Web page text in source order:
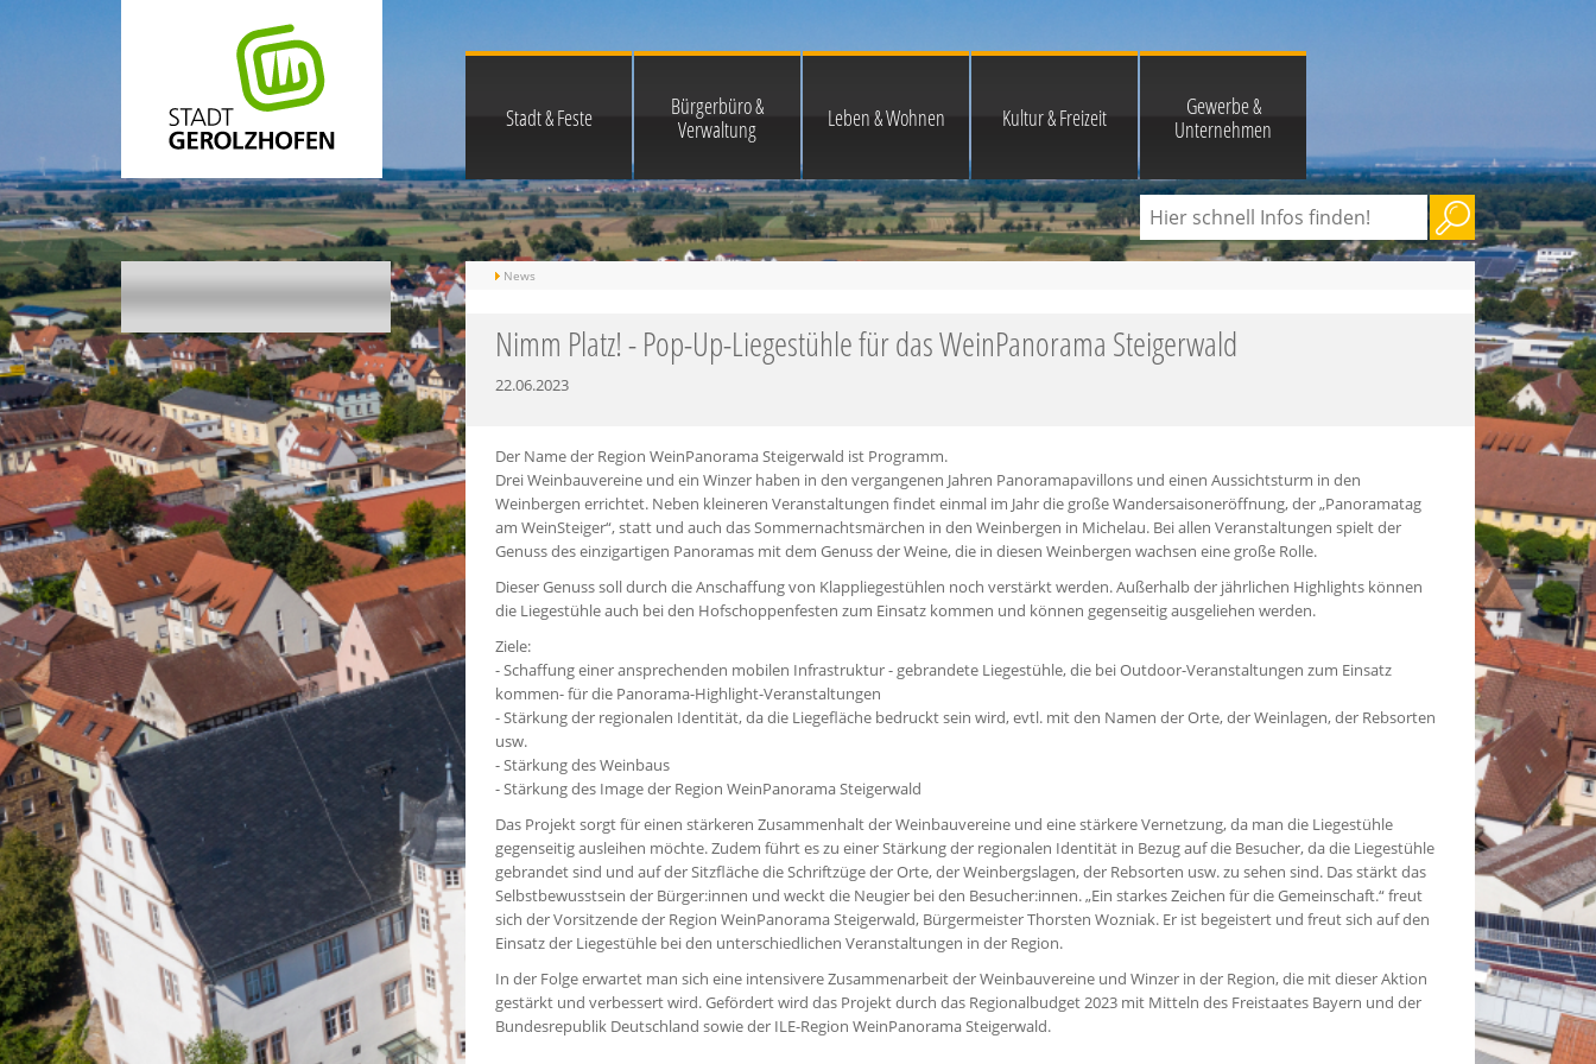
Stadt & Feste
Bürgerbüro &
Verwaltung
Leben & Wohnen Kultur & Freizeit
Gewerbe &
Unternehmen
News
Nimm Platz! - Pop-Up-Liegestühle für das WeinPanorama Steigerwald
22.06.2023
Der Name der Region WeinPanorama Steigerwald ist Programm.
Drei Weinbauvereine und ein Winzer haben in den vergangenen Jahren Panoramapavillons und einen Aussichtsturm in den
Weinbergen errichtet. Neben kleineren Veranstaltungen findet einmal im Jahr die große Wandersaisoneröffnung, der „Panoramatag
am WeinSteiger“, statt und auch das Sommernachtsmärchen in den Weinbergen in Michelau. Bei allen Veranstaltungen spielt der
Genuss des einzigartigen Panoramas mit dem Genuss der Weine, die in diesen Weinbergen wachsen eine große Rolle.
Dieser Genuss soll durch die Anschaffung von Klappliegestühlen noch verstärkt werden. Außerhalb der jährlichen Highlights können
die Liegestühle auch bei den Hofschoppenfesten zum Einsatz kommen und können gegenseitig ausgeliehen werden.
Ziele:
- Schaffung einer ansprechenden mobilen Infrastruktur - gebrandete Liegestühle, die bei Outdoor-Veranstaltungen zum Einsatz
kommen- für die Panorama-Highlight-Veranstaltungen
- Stärkung der regionalen Identität, da die Liegefläche bedruckt sein wird, evtl. mit den Namen der Orte, der Weinlagen, der Rebsorten
usw.
- Stärkung des Weinbaus
- Stärkung des Image der Region WeinPanorama Steigerwald
Das Projekt sorgt für einen stärkeren Zusammenhalt der Weinbauvereine und eine stärkere Vernetzung, da man die Liegestühle
gegenseitig ausleihen möchte. Zudem führt es zu einer Stärkung der regionalen Identität in Bezug auf die Besucher, da die Liegestühle
gebrandet sind und auf der Sitzfläche die Schriftzüge der Orte, der Weinbergslagen, der Rebsorten usw. zu sehen sind. Das stärkt das
Selbstbewusstsein der Bürger:innen und weckt die Neugier bei den Besucher:innen. „Ein starkes Zeichen für die Gemeinschaft.“ freut
sich der Vorsitzende der Region WeinPanorama Steigerwald, Bürgermeister Thorsten Wozniak. Er ist begeistert und freut sich auf den
Einsatz der Liegestühle bei den unterschiedlichen Veranstaltungen in der Region.
In der Folge erwartet man sich eine intensivere Zusammenarbeit der Weinbauvereine und Winzer in der Region, die mit dieser Aktion
gestärkt und verbessert wird. Gefördert wird das Projekt durch das Regionalbudget 2023 mit Mitteln des Freistaates Bayern und der
Bundesrepublik Deutschland sowie der ILE-Region WeinPanorama Steigerwald.